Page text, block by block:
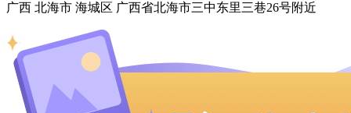
广西 北海市 海城区 广西省北海市三中东里三巷26号附近